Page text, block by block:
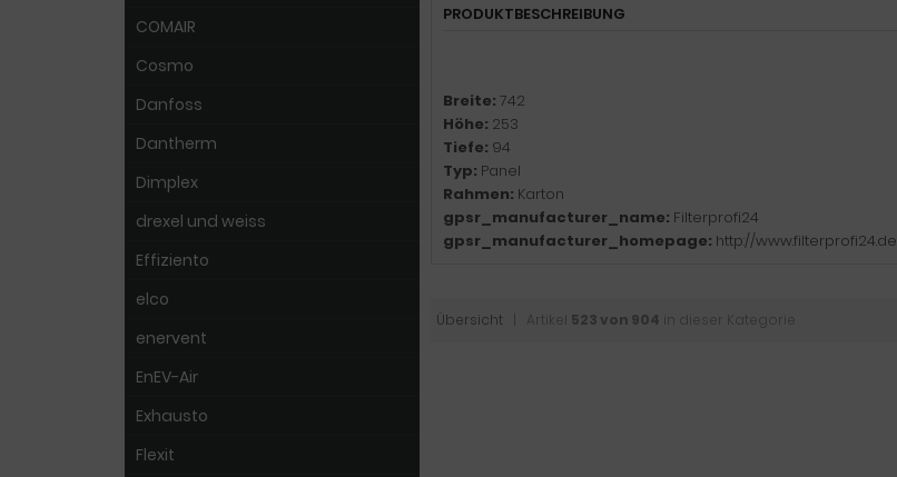
PRODUKTBESCHREIBUNG
Breite: 742
Höhe: 253
Tiefe: 94
Typ: Panel
Rahmen: Karton
gpsr_manufacturer_name: Filterprofi24
gpsr_manufacturer_homepage: http://www.filterprofi24.de
Übersicht | Artikel 523 von 904 in dieser Kategorie
COMAIR
Cosmo
Danfoss
Dantherm
Dimplex
drexel und weiss
Effiziento
elco
enervent
EnEV-Air
Exhausto
Flexit